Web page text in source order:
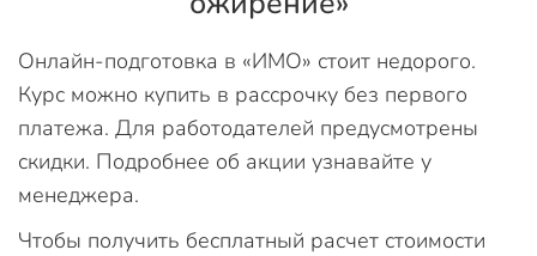
Онлайн-подготовка в «ИМО» стоит недорого.
Курс можно купить в рассрочку без первого
платежа. Для работодателей предусмотрены
скидки. Подробнее об акции узнавайте у
менеджера.
Чтобы получить бесплатный расчет стоимости